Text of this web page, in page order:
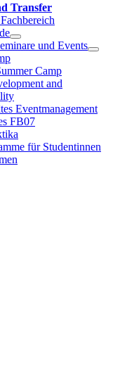
Transfer
und Events
Camp
and
Eventmanagement
FB07
für Studentinnen